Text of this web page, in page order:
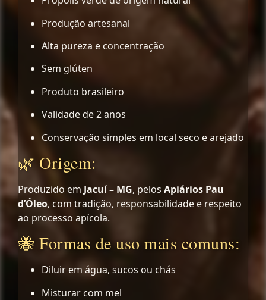
Produção artesanal
Alta pureza e concentração
Sem glúten
Produto brasileiro
Validade de 2 anos
Conservação simples em local seco e arejado
🌿 Origem:
Produzido em Jacuí – MG, pelos Apiários Pau
d’Óleo, com tradição, responsabilidade e respeito
ao processo apícola.
🐝 Formas de uso mais comuns:
Diluir em água, sucos ou chás
Misturar com mel